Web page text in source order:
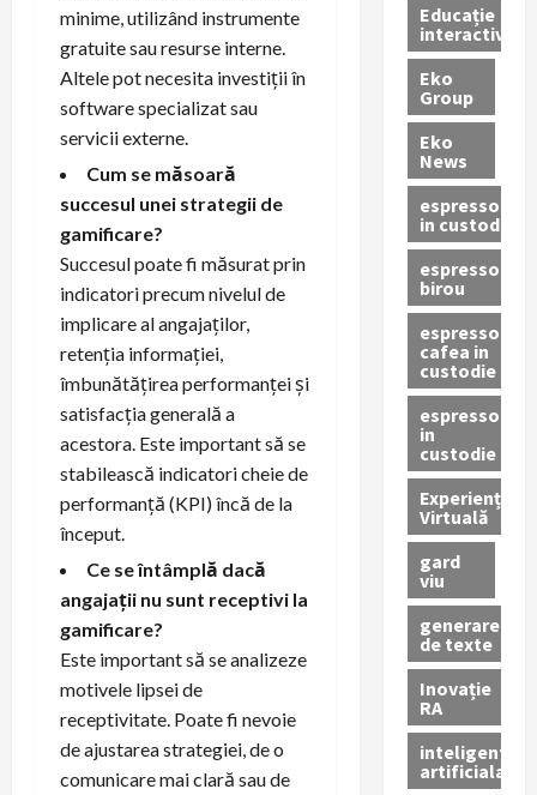
minime, utilizând instrumente
gratuite sau resurse interne.
Altele pot necesita investiții în
software specializat sau
servicii externe.
Cum se măsoară
succesul unei strategii de
gamificare?
Succesul poate fi măsurat prin
indicatori precum nivelul de
implicare al angajaților,
retenția informației,
îmbunătățirea performanței și
satisfacția generală a
acestora. Este important să se
stabilească indicatori cheie de
performanță (KPI) încă de la
început.
Ce se întâmplă dacă
angajații nu sunt receptivi la
gamificare?
Este important să se analizeze
motivele lipsei de
receptivitate. Poate fi nevoie
de ajustarea strategiei, de o
comunicare mai clară sau de
Educație
interactivă
Eko
Group
Eko
News
espressoare
in custodie
espressor
birou
espressor
cafea in
custodie
espressor
in
custodie
Experiență
Virtuală
gard
viu
generare
de texte
Inovație
RA
inteligenta
artificiala